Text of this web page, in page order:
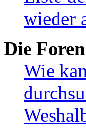
wieder
Die
Wie